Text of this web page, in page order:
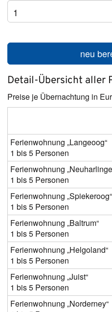
neu
Detail-Übersicht aller
Preise je Übernachtung in
Ferienwohnung „Langeoog“
1 bis 5 Personen
Ferienwohnung
1 bis 5 Personen
Ferienwohnung „Spiekeroog“
1 bis 5 Personen
Ferienwohnung „Baltrum“
1 bis 5 Personen
Ferienwohnung „Helgoland“
1 bis 5 Personen
Ferienwohnung „Juist“
1 bis 5 Personen
Ferienwohnung „Norderney“